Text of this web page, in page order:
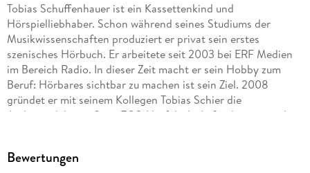
Tobias Schuffenhauer ist ein Kassettenkind und
Hörspielliebhaber. Schon während seines Studiums der
Musikwissenschaften produziert er privat sein erstes
szenisches Hörbuch. Er arbeitete seit 2003 bei ERF Medien
im Bereich Radio. In dieser Zeit macht er sein Hobby zum
Beruf: Hörbares sichtbar zu machen ist sein Ziel. 2008
gründet er mit seinem Kollegen Tobias Schier die
Audioproduktionsfirma TOS-Hörfabrik. Außerdem ist er als
Hüttenberg bei Wetzlar.
Bewertungen